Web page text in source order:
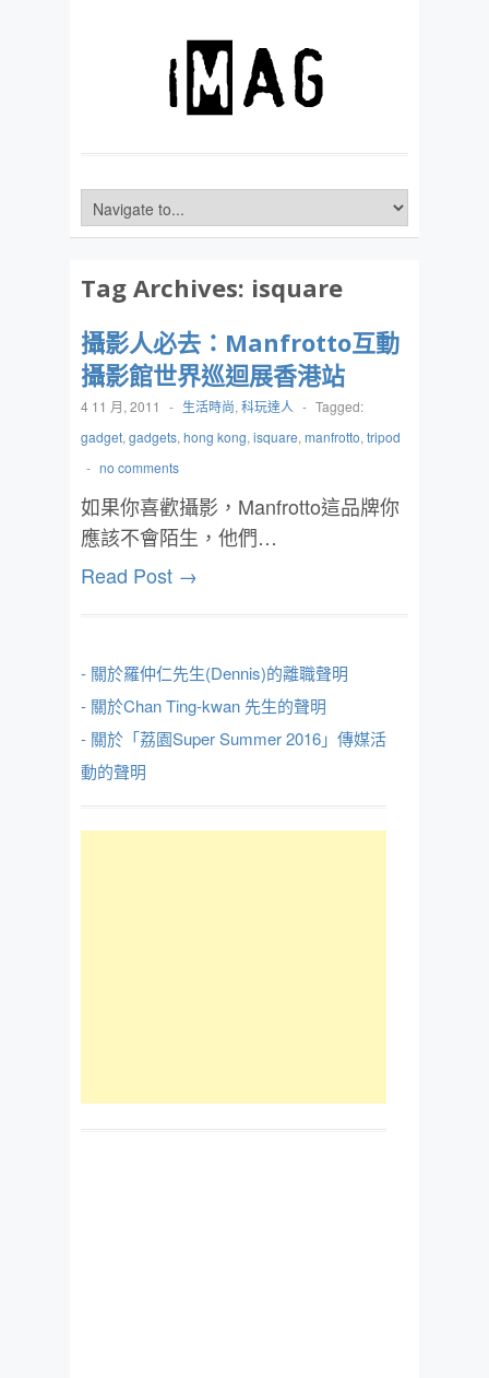
Tag Archives: isquare
攝影人必去：Manfrotto互動
攝影館世界巡迴展香港站
4 11 月, 2011 - 生活時尚, 科玩達人 - Tagged:
gadget, gadgets, hong kong, isquare, manfrotto, tripod
- no comments
如果你喜歡攝影，Manfrotto這品牌你
應該不會陌生，他們…
Read Post →
- 關於羅仲仁先生(Dennis)的離職聲明
- 關於Chan Ting-kwan 先生的聲明
- 關於「荔園Super Summer 2016」傳媒活
動的聲明